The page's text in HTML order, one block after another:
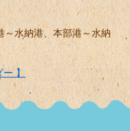
～水納港、本部港～水納
】